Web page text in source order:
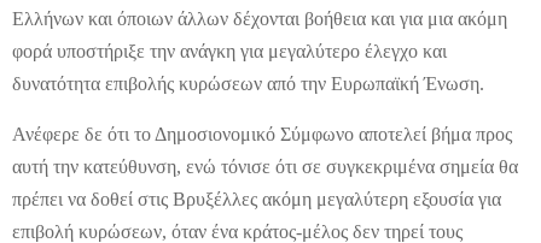
Ελλήνων και όποιων άλλων δέχονται βοήθεια και για μια ακόμη
φορά υποστήριξε την ανάγκη για μεγαλύτερο έλεγχο και
δυνατότητα επιβολής κυρώσεων από την Ευρωπαϊκή Ένωση.
Ανέφερε δε ότι το Δημοσιονομικό Σύμφωνο αποτελεί βήμα προς
αυτή την κατεύθυνση, ενώ τόνισε ότι σε συγκεκριμένα σημεία θα
πρέπει να δοθεί στις Βρυξέλλες ακόμη μεγαλύτερη εξουσία για
επιβολή κυρώσεων, όταν ένα κράτος-μέλος δεν τηρεί τους